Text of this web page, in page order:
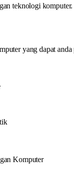
teknologi komputer.
yang dapat
Komputer